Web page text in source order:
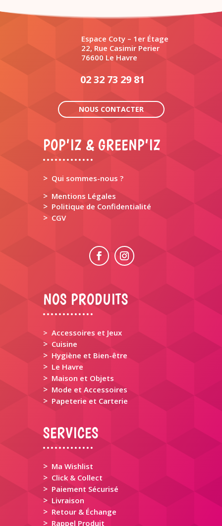
Espace Coty – 1er Étage
22, Rue Casimir Perier
76600 Le Havre
02 32 73 29 81
NOUS CONTACTER
POP’IZ & GREENP’IZ
> Qui sommes-nous ?
> Mentions Légales
> Politique de Confidentialité
> CGV
NOS PRODUITS
> Accessoires et Jeux
> Cuisine
> Hygiène et Bien-être
> Le Havre
> Maison et Objets
> Mode et Accessoires
> Papeterie et Carterie
SERVICES
> Ma Wishlist
> Click & Collect
> Paiement Sécurisé
> Livraison
> Retour & Échange
> Rappel Produit